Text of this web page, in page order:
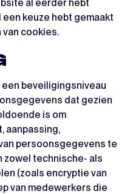
al eerder hebt
keuze hebt gemaakt
cookies.
beveiligingsniveau
dat gezien
is om
aanpassing,
persoonsgegevens te
zowel technische- als
(zoals encryptie van
van medewerkers die